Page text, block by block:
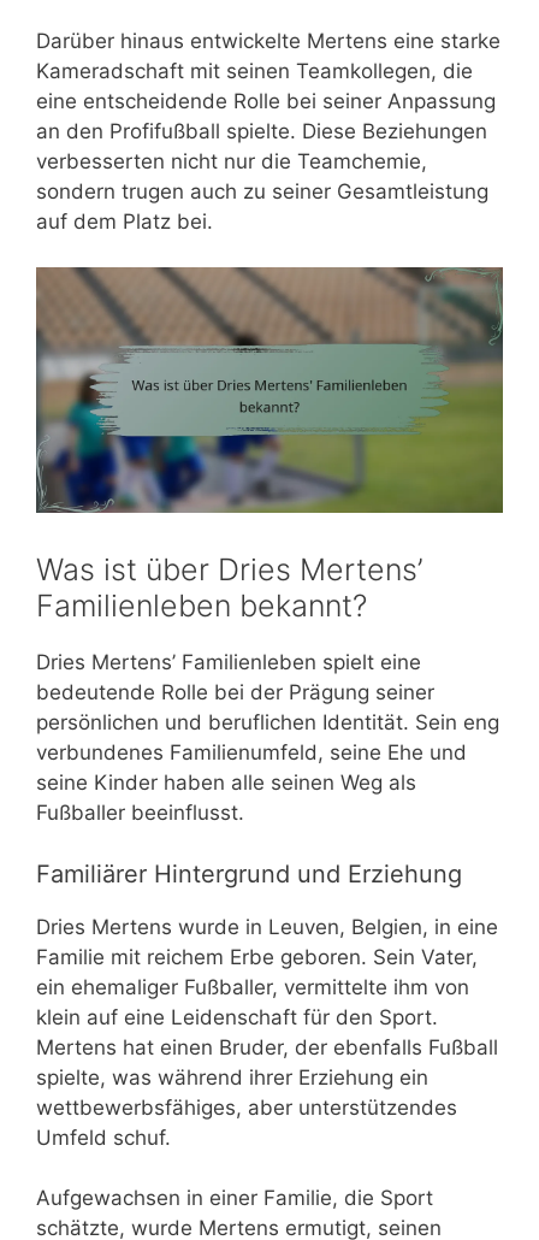
Darüber hinaus entwickelte Mertens eine starke
Kameradschaft mit seinen Teamkollegen, die
eine entscheidende Rolle bei seiner Anpassung
an den Profifußball spielte. Diese Beziehungen
verbesserten nicht nur die Teamchemie,
sondern trugen auch zu seiner Gesamtleistung
auf dem Platz bei.
Was ist über Dries Mertens’
Familienleben bekannt?
Dries Mertens’ Familienleben spielt eine
bedeutende Rolle bei der Prägung seiner
persönlichen und beruflichen Identität. Sein eng
verbundenes Familienumfeld, seine Ehe und
seine Kinder haben alle seinen Weg als
Fußballer beeinflusst.
Familiärer Hintergrund und Erziehung
Dries Mertens wurde in Leuven, Belgien, in eine
Familie mit reichem Erbe geboren. Sein Vater,
ein ehemaliger Fußballer, vermittelte ihm von
klein auf eine Leidenschaft für den Sport.
Mertens hat einen Bruder, der ebenfalls Fußball
spielte, was während ihrer Erziehung ein
wettbewerbsfähiges, aber unterstützendes
Umfeld schuf.
Aufgewachsen in einer Familie, die Sport
schätzte, wurde Mertens ermutigt, seinen